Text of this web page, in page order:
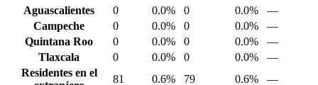
Aguascalientes
0 0.0% 0 0.0%
—
Campeche
0 0.0% 0 0.0%
—
Quintana Roo
0 0.0% 0 0.0%
—
Tlaxcala
0 0.0% 0 0.0%
—
Residentes en el
81 0.6% 79 0.6% —